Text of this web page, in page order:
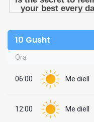
10 Gusht
Ora
06:00 Me diell
12:00 Me diell